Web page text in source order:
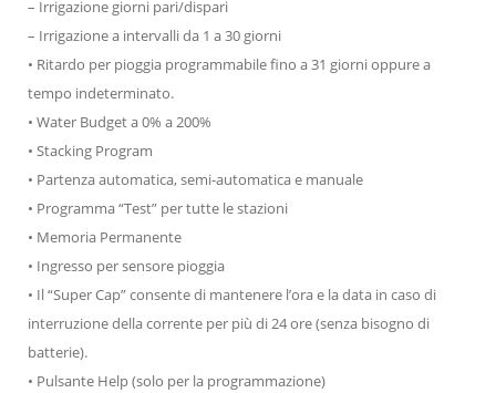
– Irrigazione giorni pari/dispari
– Irrigazione a intervalli da 1 a 30 giorni
• Ritardo per pioggia programmabile fino a 31 giorni oppure a
tempo indeterminato.
• Water Budget a 0% a 200%
• Stacking Program
• Partenza automatica, semi-automatica e manuale
• Programma “Test” per tutte le stazioni
• Memoria Permanente
• Ingresso per sensore pioggia
• Il “Super Cap” consente di mantenere l’ora e la data in caso di
interruzione della corrente per più di 24 ore (senza bisogno di
batterie).
• Pulsante Help (solo per la programmazione)